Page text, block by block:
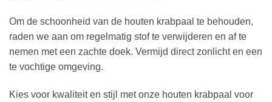
Om de schoonheid van de houten krabpaal te behouden,
raden we aan om regelmatig stof te verwijderen en af te
nemen met een zachte doek. Vermijd direct zonlicht en een
te vochtige omgeving.
Kies voor kwaliteit en stijl met onze houten krabpaal voor